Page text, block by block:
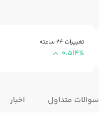
تغییرات ۲۴ ساعته
0.514%
سوالات متداول اخبار